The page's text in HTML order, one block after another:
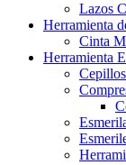
Lazos
Herramienta
Cinta
Herramienta